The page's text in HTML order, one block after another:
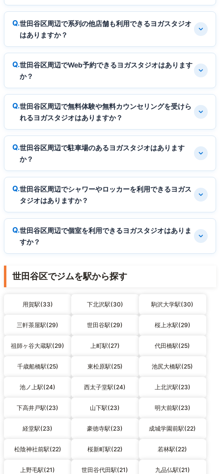
世田谷区周辺で系列の他店舗も利用できるヨガスタジオ
はありますか？
世田谷区周辺でWeb予約できるヨガスタジオはあります
か？
世田谷区周辺で無料体験や無料カウンセリングを受けら
れるヨガスタジオはありますか？
世田谷区周辺で駐車場のあるヨガスタジオはあります
か？
世田谷区周辺でシャワーやロッカーを利用できるヨガス
タジオはありますか？
世田谷区周辺で個室を利用できるヨガスタジオはありま
すか？
世田谷区でジムを駅から探す
用賀駅(33) 下北沢駅(30) 駒沢大学駅(30)
三軒茶屋駅(29) 世田谷駅(29) 桜上水駅(29)
祖師ヶ谷大蔵駅(29) 上町駅(27) 代田橋駅(25)
千歳船橋駅(25) 東松原駅(25) 池尻大橋駅(25)
池ノ上駅(24) 西太子堂駅(24) 上北沢駅(23)
下高井戸駅(23) 山下駅(23) 明大前駅(23)
経堂駅(23) 豪徳寺駅(23) 成城学園前駅(22)
松陰神社前駅(22) 桜新町駅(22) 若林駅(22)
上野毛駅(21) 世田谷代田駅(21) 九品仏駅(21)